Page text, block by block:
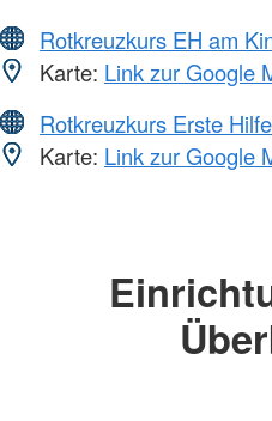
Rotkreuzkurs EH am
Karte: Link zur Google
Rotkreuzkurs Erste Hilfe
Karte: Link zur Google